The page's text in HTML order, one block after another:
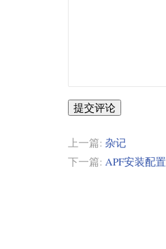
提交评论
上一篇: 杂记
下一篇: APF安装配置